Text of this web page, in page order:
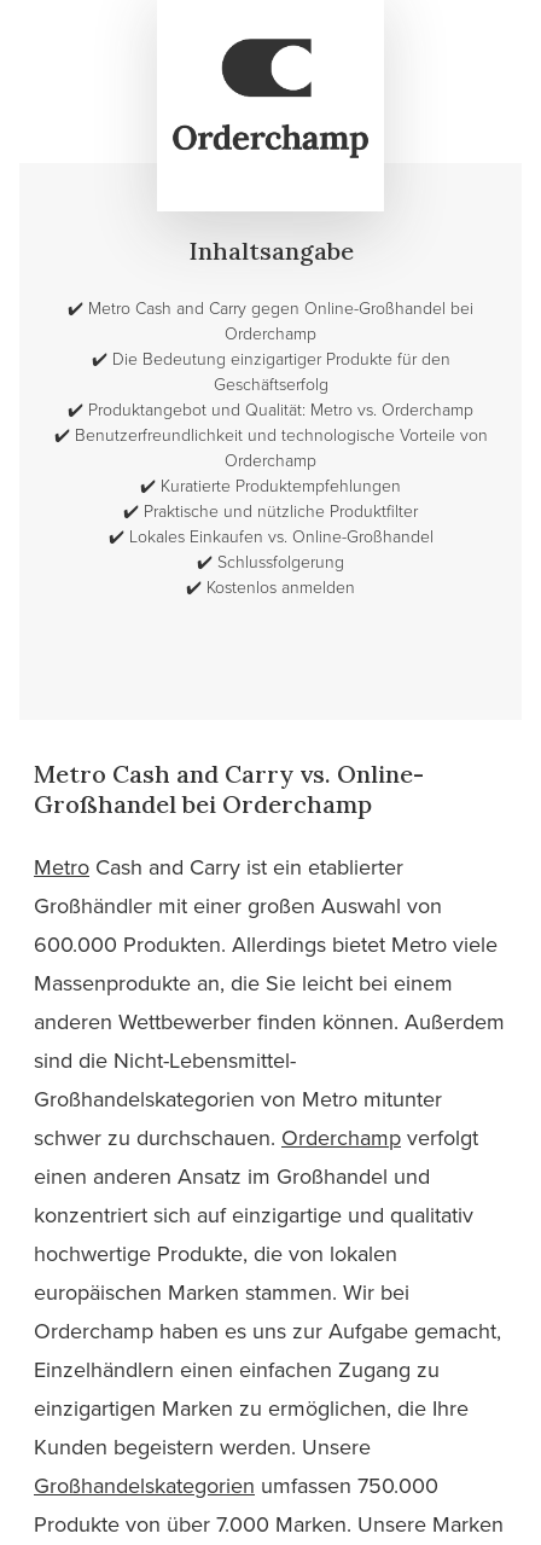
Inhaltsangabe
✔️ Metro Cash and Carry gegen Online-Großhandel bei
Orderchamp
✔️ Die Bedeutung einzigartiger Produkte für den
Geschäftserfolg
✔️ Produktangebot und Qualität: Metro vs. Orderchamp
✔️ Benutzerfreundlichkeit und technologische Vorteile von
Orderchamp
✔️ Kuratierte Produktempfehlungen
✔️ Praktische und nützliche Produktfilter
✔️ Lokales Einkaufen vs. Online-Großhandel
✔️ Schlussfolgerung
✔️ Kostenlos anmelden
Metro Cash and Carry vs. Online-
Großhandel bei Orderchamp
Metro Cash and Carry ist ein etablierter
Großhändler mit einer großen Auswahl von
600.000 Produkten. Allerdings bietet Metro viele
Massenprodukte an, die Sie leicht bei einem
anderen Wettbewerber finden können. Außerdem
sind die Nicht-Lebensmittel-
Großhandelskategorien von Metro mitunter
schwer zu durchschauen. Orderchamp verfolgt
einen anderen Ansatz im Großhandel und
konzentriert sich auf einzigartige und qualitativ
hochwertige Produkte, die von lokalen
europäischen Marken stammen. Wir bei
Orderchamp haben es uns zur Aufgabe gemacht,
Einzelhändlern einen einfachen Zugang zu
einzigartigen Marken zu ermöglichen, die Ihre
Kunden begeistern werden. Unsere
Großhandelskategorien umfassen 750.000
Produkte von über 7.000 Marken. Unsere Marken